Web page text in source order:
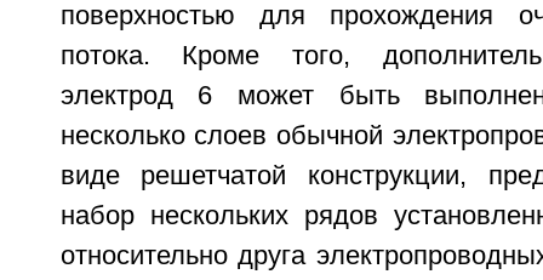
поверхностью для прохождения
потока. Кроме того,
электрод 6 может быть
несколько слоев обычной
виде решетчатой конструкции,
набор нескольких рядов
относительно друга